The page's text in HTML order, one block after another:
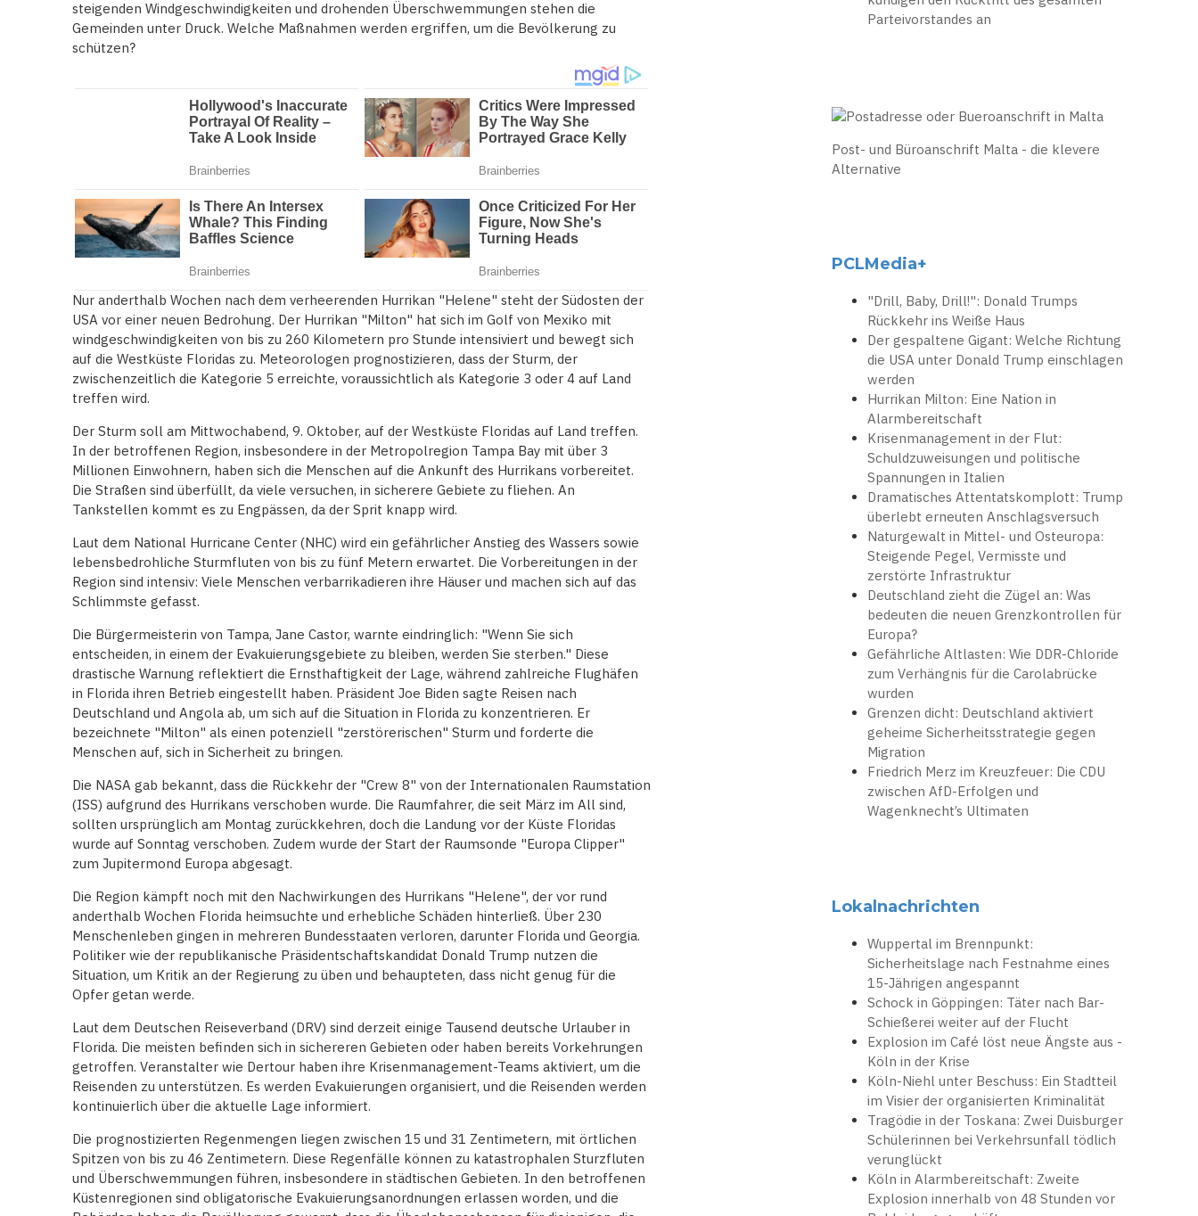
steigenden Windgeschwindigkeiten und drohenden Überschwemmungen stehen die
Gemeinden unter Druck. Welche Maßnahmen werden ergriffen, um die Bevölkerung zu
schützen?
Nur anderthalb Wochen nach dem verheerenden Hurrikan "Helene" steht der Südosten der
USA vor einer neuen Bedrohung. Der Hurrikan "Milton" hat sich im Golf von Mexiko mit
windgeschwindigkeiten von bis zu 260 Kilometern pro Stunde intensiviert und bewegt sich
auf die Westküste Floridas zu. Meteorologen prognostizieren, dass der Sturm, der
zwischenzeitlich die Kategorie 5 erreichte, voraussichtlich als Kategorie 3 oder 4 auf Land
treffen wird.
Der Sturm soll am Mittwochabend, 9. Oktober, auf der Westküste Floridas auf Land treffen.
In der betroffenen Region, insbesondere in der Metropolregion Tampa Bay mit über 3
Millionen Einwohnern, haben sich die Menschen auf die Ankunft des Hurrikans vorbereitet.
Die Straßen sind überfüllt, da viele versuchen, in sicherere Gebiete zu fliehen. An
Tankstellen kommt es zu Engpässen, da der Sprit knapp wird.
Laut dem National Hurricane Center (NHC) wird ein gefährlicher Anstieg des Wassers sowie
lebensbedrohliche Sturmfluten von bis zu fünf Metern erwartet. Die Vorbereitungen in der
Region sind intensiv: Viele Menschen verbarrikadieren ihre Häuser und machen sich auf das
Schlimmste gefasst.
Die Bürgermeisterin von Tampa, Jane Castor, warnte eindringlich: "Wenn Sie sich
entscheiden, in einem der Evakuierungsgebiete zu bleiben, werden Sie sterben." Diese
drastische Warnung reflektiert die Ernsthaftigkeit der Lage, während zahlreiche Flughäfen
in Florida ihren Betrieb eingestellt haben. Präsident Joe Biden sagte Reisen nach
Deutschland und Angola ab, um sich auf die Situation in Florida zu konzentrieren. Er
bezeichnete "Milton" als einen potenziell "zerstörerischen" Sturm und forderte die
Menschen auf, sich in Sicherheit zu bringen.
Die NASA gab bekannt, dass die Rückkehr der "Crew 8" von der Internationalen Raumstation
(ISS) aufgrund des Hurrikans verschoben wurde. Die Raumfahrer, die seit März im All sind,
sollten ursprünglich am Montag zurückkehren, doch die Landung vor der Küste Floridas
wurde auf Sonntag verschoben. Zudem wurde der Start der Raumsonde "Europa Clipper"
zum Jupitermond Europa abgesagt.
Die Region kämpft noch mit den Nachwirkungen des Hurrikans "Helene", der vor rund
anderthalb Wochen Florida heimsuchte und erhebliche Schäden hinterließ. Über 230
Menschenleben gingen in mehreren Bundesstaaten verloren, darunter Florida und Georgia.
Politiker wie der republikanische Präsidentschaftskandidat Donald Trump nutzen die
Situation, um Kritik an der Regierung zu üben und behaupteten, dass nicht genug für die
Opfer getan werde.
Laut dem Deutschen Reiseverband (DRV) sind derzeit einige Tausend deutsche Urlauber in
Florida. Die meisten befinden sich in sichereren Gebieten oder haben bereits Vorkehrungen
getroffen. Veranstalter wie Dertour haben ihre Krisenmanagement-Teams aktiviert, um die
Reisenden zu unterstützen. Es werden Evakuierungen organisiert, und die Reisenden werden
kontinuierlich über die aktuelle Lage informiert.
Die prognostizierten Regenmengen liegen zwischen 15 und 31 Zentimetern, mit örtlichen
Spitzen von bis zu 46 Zentimetern. Diese Regenfälle können zu katastrophalen Sturzfluten
und Überschwemmungen führen, insbesondere in städtischen Gebieten. In den betroffenen
Küstenregionen sind obligatorische Evakuierungsanordnungen erlassen worden, und die
Parteivorstandes an
Post- und Büroanschrift Malta - die klevere
Alternative
PCLMedia+
"Drill, Baby, Drill!": Donald Trumps
Rückkehr ins Weiße Haus
Der gespaltene Gigant: Welche Richtung
die USA unter Donald Trump einschlagen
werden
Hurrikan Milton: Eine Nation in
Alarmbereitschaft
Krisenmanagement in der Flut:
Schuldzuweisungen und politische
Spannungen in Italien
Dramatisches Attentatskomplott: Trump
überlebt erneuten Anschlagsversuch
Naturgewalt in Mittel- und Osteuropa:
Steigende Pegel, Vermisste und
zerstörte Infrastruktur
Deutschland zieht die Zügel an: Was
bedeuten die neuen Grenzkontrollen für
Europa?
Gefährliche Altlasten: Wie DDR-Chloride
zum Verhängnis für die Carolabrücke
wurden
Grenzen dicht: Deutschland aktiviert
geheime Sicherheitsstrategie gegen
Migration
Friedrich Merz im Kreuzfeuer: Die CDU
zwischen AfD-Erfolgen und
Wagenknecht’s Ultimaten
Lokalnachrichten
Wuppertal im Brennpunkt:
Sicherheitslage nach Festnahme eines
15-Jährigen angespannt
Schock in Göppingen: Täter nach Bar-
Schießerei weiter auf der Flucht
Explosion im Café löst neue Ängste aus -
Köln in der Krise
Köln-Niehl unter Beschuss: Ein Stadtteil
im Visier der organisierten Kriminalität
Tragödie in der Toskana: Zwei Duisburger
Schülerinnen bei Verkehrsunfall tödlich
verunglückt
Köln in Alarmbereitschaft: Zweite
Explosion innerhalb von 48 Stunden vor